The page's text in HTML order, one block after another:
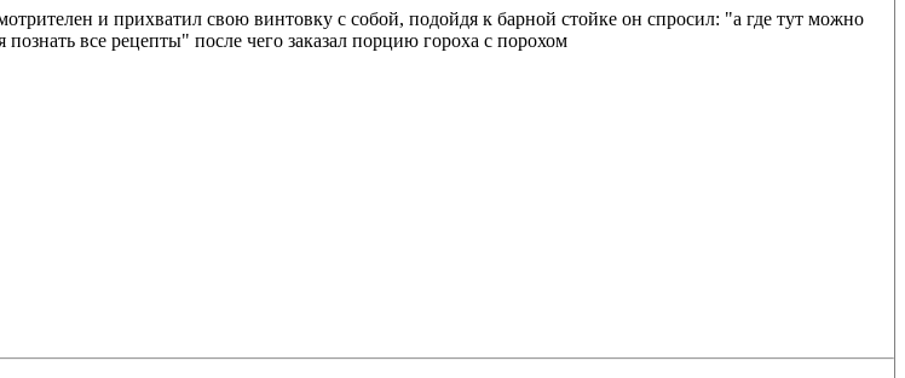
и прихватил свою винтовку с собой, подойдя к барной стойке он спросил: "а где тут можно
все рецепты" после чего заказал порцию гороха с порохом